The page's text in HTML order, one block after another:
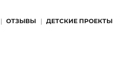
ОТЗЫВЫ ДЕТСКИЕ ПРОЕКТЫ